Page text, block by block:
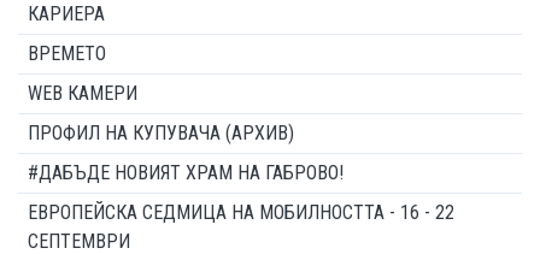
КАРИЕРА
ВРЕМЕТО
WEB КАМЕРИ
ПРОФИЛ НА КУПУВАЧА (АРХИВ)
#ДАБЪДЕ НОВИЯТ ХРАМ НА ГАБРОВО!
ЕВРОПЕЙСКА СЕДМИЦА НА МОБИЛНОСТТА - 16 - 22
СЕПТЕМВРИ